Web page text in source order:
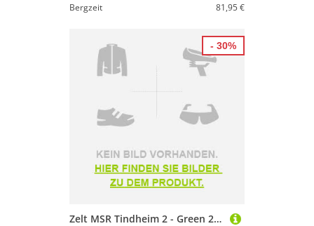
Bergzeit
81,95 €
Zelt MSR Tindheim 2 - Green 2026
- 30%